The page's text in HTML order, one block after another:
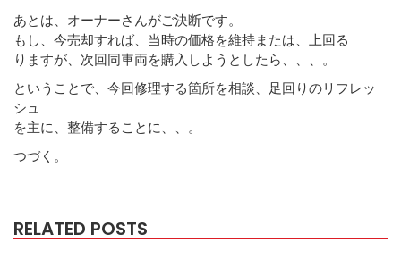
あとは、オーナーさんがご決断です。
もし、今売却すれば、当時の価格を維持または、上回る
りますが、次回同車両を購入しようとしたら、、、。
ということで、今回修理する箇所を相談、足回りのリフレッ
シュ
を主に、整備することに、、。
つづく。
RELATED POSTS